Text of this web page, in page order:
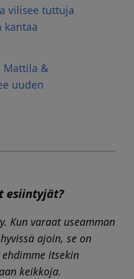
vilisee tuttuja
kantaa
Mattila &
uuden
esiintyjät?
Kun varaat useamman
ajoin, se on
itsekin
keikkoja.